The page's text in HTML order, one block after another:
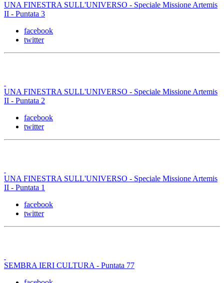
UNA FINESTRA SULL'UNIVERSO - Speciale Missione Artemis
II - Puntata 3
facebook
twitter
UNA FINESTRA SULL'UNIVERSO - Speciale Missione Artemis
II - Puntata 2
facebook
twitter
UNA FINESTRA SULL'UNIVERSO - Speciale Missione Artemis
II - Puntata 1
facebook
twitter
SEMBRA IERI CULTURA - Puntata 77